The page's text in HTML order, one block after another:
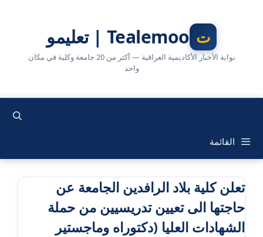
Tealemoo | تعليمو
بوابة الأخبار الأكاديمية العراقية — أكثر من 20 جامعة وكلية في مكان
واحد
القائمة
تعلن كلية بلاد الرافدين الجامعة عن
حاجتها الى تعيين تدريسيين من حملة
الشهادات العليا (دكتوراه وماجستير